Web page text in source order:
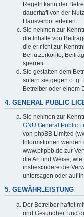
Regeln kann der
dauerhaft von der
Hausverbot erteilen.
Sie nehmen zur
die Inhalte von
die er nicht zur
Benutzerkonto,
sperren.
Sie gestatten dem
sofern sie gegen o. g.
Betreiber oder einem
4. GENERAL PUBLIC
Sie nehmen zur
GNU General Public
von phpBB Limited
Informationen
www.phpbb.de zur
die Art und Weise,
insbesondere die
untersagen oder auf
5. GEWÄHRLEISTUNG
Der Betreiber haftet
und Gesundheit und